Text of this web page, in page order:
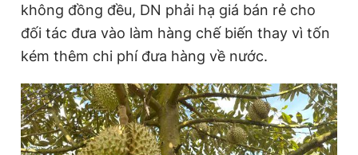
không đồng đều, DN phải hạ giá bán rẻ cho
đối tác đưa vào làm hàng chế biến thay vì tốn
kém thêm chi phí đưa hàng về nước.